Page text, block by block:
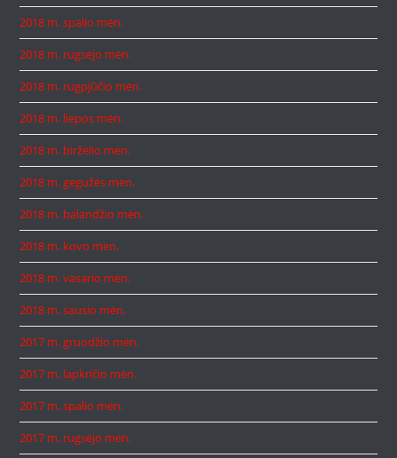
2018 m. spalio mėn.
2018 m. rugsėjo mėn.
2018 m. rugpjūčio mėn.
2018 m. liepos mėn.
2018 m. birželio mėn.
2018 m. gegužės mėn.
2018 m. balandžio mėn.
2018 m. kovo mėn.
2018 m. vasario mėn.
2018 m. sausio mėn.
2017 m. gruodžio mėn.
2017 m. lapkričio mėn.
2017 m. spalio mėn.
2017 m. rugsėjo mėn.